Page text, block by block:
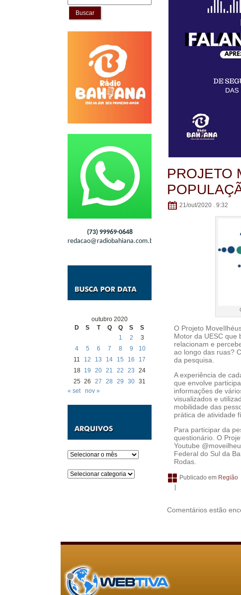
Buscar
(73) 99969-0648
redacao@radiobahiana.com.br
outubro 2020
D
S T Q Q S
S
1
2
3
4
5 6 7 8 9
10
11
12 13 14 15 16
17
18
19 20 21 22 23
24
25 26 27 28 29 30 31
« set
nov »
Arquivos
Categorias
PROJETO
21/out/2020 . 9:32
O Projeto
Motor da UESC que
relacionam e
ao longo das ruas?
da pesquisa.
A experiência de
que envolve
informações de
visualizados e
mobilidade das
prática de atividade
Para participar da
questionário. O
Youtube
Federal do Sul da
Rodas.
Publicado em Região
Comentários estão